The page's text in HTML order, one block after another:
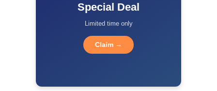
Special Deal
Limited time only
Claim →